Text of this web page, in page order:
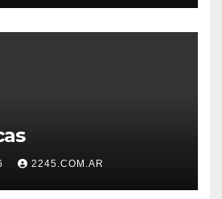
2245.COM.AR